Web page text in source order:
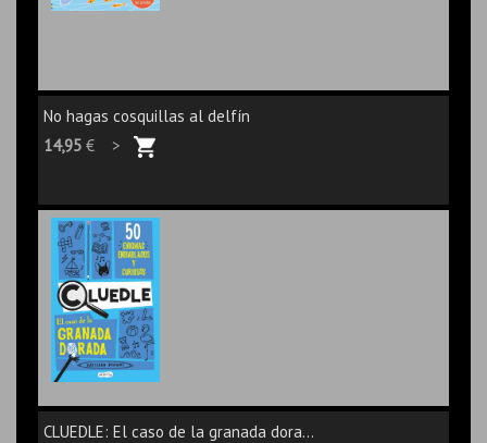
No hagas cosquillas al delfín
14,95 € >
CLUEDLE: El caso de la granada dora...